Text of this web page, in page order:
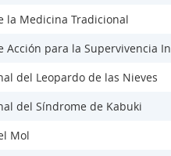
la Medicina Tradicional
Acción para la Supervivencia
del Leopardo de las Nieves
del Síndrome de Kabuki
Mol